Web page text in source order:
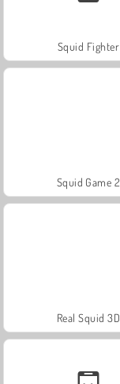
Squid Fighter
Squid Game 2
Real Squid 3D